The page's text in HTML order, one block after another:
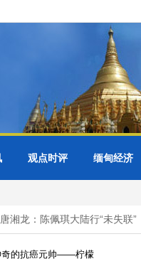
观点时评 缅甸经济
龙：陈佩琪大陆行“未失联”，
奇的抗癌元帅——柠檬